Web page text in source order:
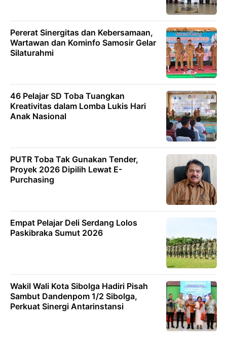
Pererat Sinergitas dan Kebersamaan,
Wartawan dan Kominfo Samosir Gelar
Silaturahmi
46 Pelajar SD Toba Tuangkan
Kreativitas dalam Lomba Lukis Hari
Anak Nasional
PUTR Toba Tak Gunakan Tender,
Proyek 2026 Dipilih Lewat E-
Purchasing
Empat Pelajar Deli Serdang Lolos
Paskibraka Sumut 2026
Wakil Wali Kota Sibolga Hadiri Pisah
Sambut Dandenpom 1/2 Sibolga,
Perkuat Sinergi Antarinstansi